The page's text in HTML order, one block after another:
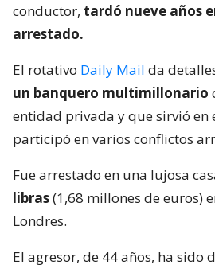
conductor, tardó nueve años
arrestado.
El rotativo Daily Mail da
un banquero multimillonario
entidad privada y que sirvió en
participó en varios conflictos
Fue arrestado en una lujosa
libras(1,68 millones de euros)
Londres.
El agresor, de 44 años, ha sido